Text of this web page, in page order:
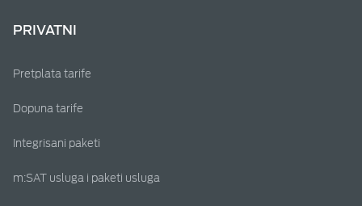
PRIVATNI
Pretplata tarife
Dopuna tarife
Integrisani paketi
m:SAT usluga i paketi usluga